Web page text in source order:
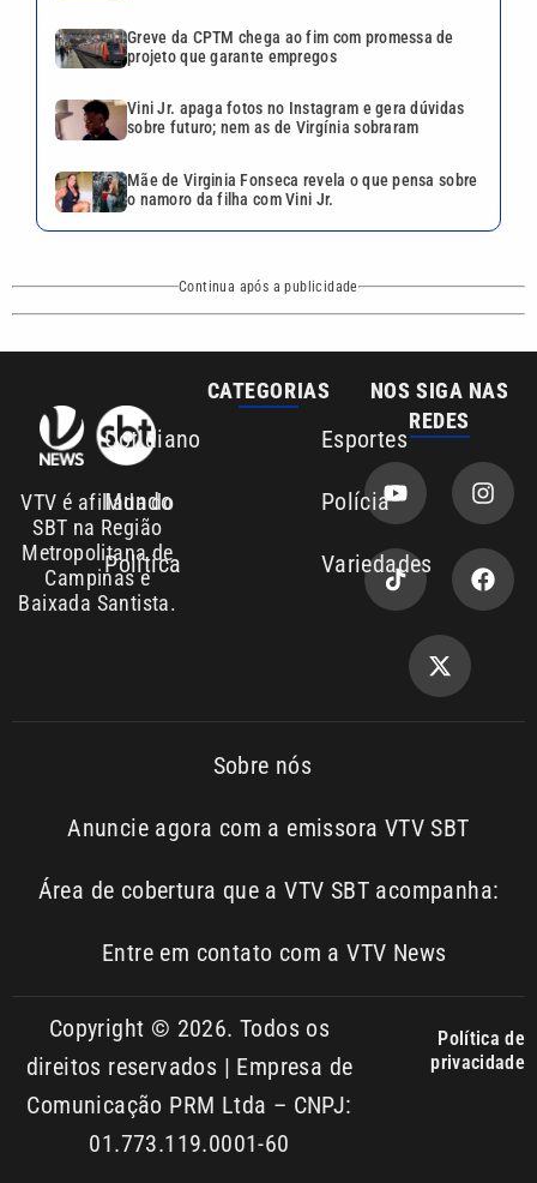
Greve da CPTM chega ao fim com promessa de
projeto que garante empregos
Vini Jr. apaga fotos no Instagram e gera dúvidas
sobre futuro; nem as de Virgínia sobraram
Mãe de Virginia Fonseca revela o que pensa sobre
o namoro da filha com Vini Jr.
Continua após a publicidade
VTV é afiliada do
SBT na Região
Metropolitana de
Campinas e
Baixada Santista.
CATEGORIAS
Cotidiano Esportes
Mundo Polícia
Política Variedades
NOS SIGA NAS
REDES
Sobre nós
Anuncie agora com a emissora VTV SBT
Área de cobertura que a VTV SBT acompanha:
Entre em contato com a VTV News
Copyright © 2026. Todos os
direitos reservados | Empresa de
Comunicação PRM Ltda – CNPJ:
01.773.119.0001-60
Política de
privacidade